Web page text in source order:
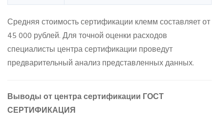
Средняя стоимость сертификации клемм составляет от
45 000 рублей. Для точной оценки расходов
специалисты центра сертификации проведут
предварительный анализ представленных данных.
Выводы от центра сертификации ГОСТ
СЕРТИФИКАЦИЯ